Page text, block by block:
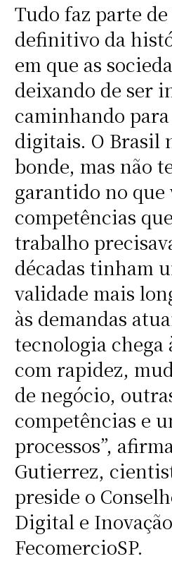
Tudo faz parte
definitivo da
em que as
deixando de ser
caminhando
digitais. O Brasil
bonde, mas não
garantido no que
competências
trabalho
décadas tinham
validade mais
às demandas
tecnologia chega
com rapidez,
de negócio,
competências e
processos”,
Gutierrez,
preside o
Digital e
FecomercioSP.